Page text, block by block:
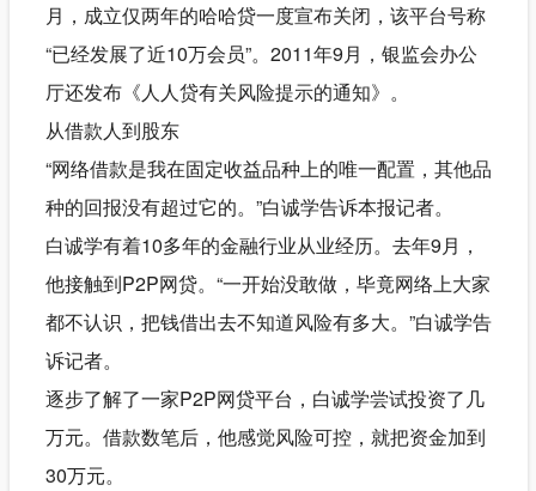
月，成立仅两年的哈哈贷一度宣布关闭，该平台号称
“已经发展了近10万会员”。2011年9月，银监会办公
厅还发布《人人贷有关风险提示的通知》。
从借款人到股东
“网络借款是我在固定收益品种上的唯一配置，其他品
种的回报没有超过它的。”白诚学告诉本报记者。
白诚学有着10多年的金融行业从业经历。去年9月，
他接触到P2P网贷。“一开始没敢做，毕竟网络上大家
都不认识，把钱借出去不知道风险有多大。”白诚学告
诉记者。
逐步了解了一家P2P网贷平台，白诚学尝试投资了几
万元。借款数笔后，他感觉风险可控，就把资金加到
30万元。